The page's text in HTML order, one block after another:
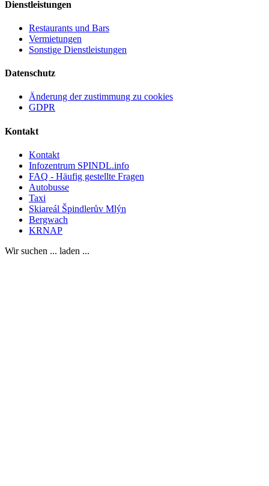
Dienstleistungen
Restaurants und Bars
Vermietungen
Sonstige Dienstleistungen
Datenschutz
Änderung der zustimmung zu cookies
GDPR
Kontakt
Kontakt
Infozentrum SPINDL.info
FAQ - Häufig gestellte Fragen
Autobusse
Taxi
Skiareál Špindlerův Mlýn
Bergwach
KRNAP
Wir suchen ... laden ...